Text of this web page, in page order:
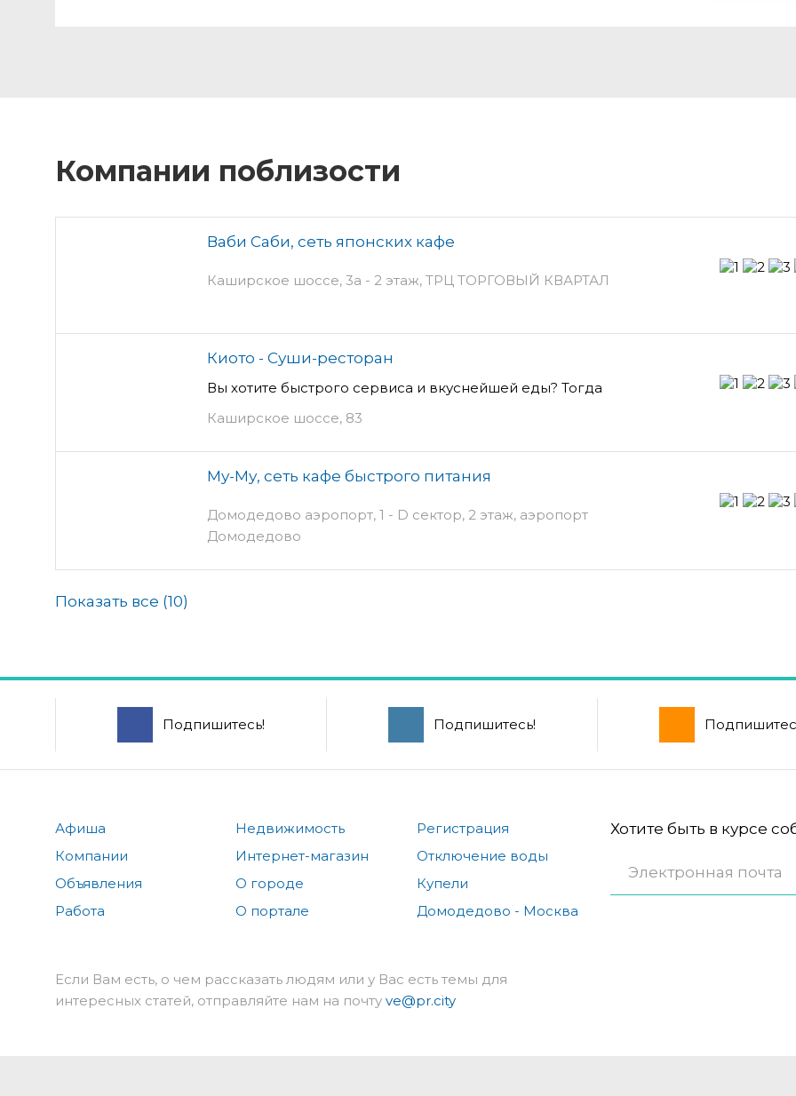
Компании поблизости
Ваби Саби, сеть японских кафе
Каширское шоссе, 3а - 2 этаж, ТРЦ ТОРГОВЫЙ КВАРТАЛ
Киото - Суши-ресторан
Вы хотите быстрого сервиса и вкуснейшей еды? Тогда
Каширское шоссе, 83
Му-Му, сеть кафе быстрого питания
Домодедово аэропорт, 1 - D сектор, 2 этаж, аэропорт
Домодедово
Показать все (10)
Подпишитесь! Подпишитесь!
Афиша
Компании
Объявления
Работа
Недвижимость
Интернет-магазин
О городе
О портале
Регистрация
Отключение воды
Купели
Домодедово - Москва
Хотите быть в курсе
Если Вам есть, о чем рассказать людям или у Вас есть темы для
интересных статей, отправляйте нам на почту ve@pr.city